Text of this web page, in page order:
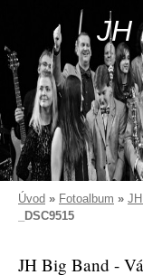
JH
Úvod » Fotoalbum »
_DSC9515
JH Big Band -